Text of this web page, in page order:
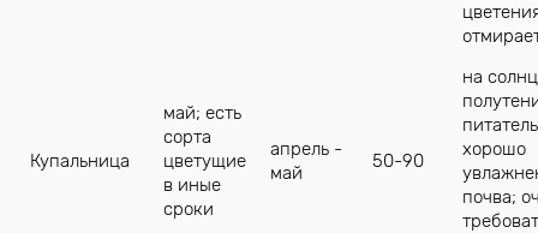
Купальница
май; есть
сорта
цветущие
в иные
сроки
апрель -
май
50-90
на
хорошо
почва;